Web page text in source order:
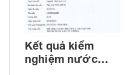
Kết quả kiểm
nghiệm nước